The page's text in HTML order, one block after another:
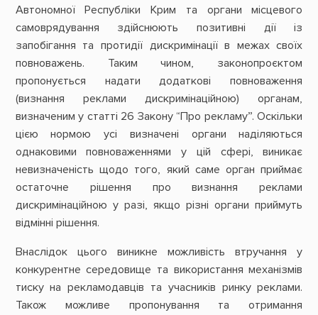
Автономної Республіки Крим та органи місцевого
самоврядування здійснюють позитивні дії із
запобігання та протидії дискримінації в межах своїх
повноважень. Таким чином, законопроєктом
пропонується надати додаткові повноваження
(визнання реклами дискримінаційною) органам,
визначеним у статті 26 Закону “Про рекламу”. Оскільки
цією нормою усі визначені органи наділяються
однаковими повноваженнями у цій сфері, виникає
невизначеність щодо того, який саме орган приймає
остаточне рішення про визнання реклами
дискримінаційною у разі, якщо різні органи приймуть
відмінні рішення.
Внаслідок цього виникне можливість втручання у
конкурентне середовище та використання механізмів
тиску на рекламодавців та учасників ринку реклами.
Також можливе пропонування та отримання